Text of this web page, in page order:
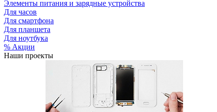
Элементы питания и зарядные устройства
Для часов
Для смартфона
Для планшета
Для ноутбука
% Акции
Наши проекты